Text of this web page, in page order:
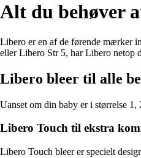
Alt du behøver
Libero er en af de førende mærker
eller Libero Str 5, har Libero netop
Libero bleer til alle
Uanset om din baby er i størrelse
Libero Touch til ekstra
Libero Touch bleer er specielt